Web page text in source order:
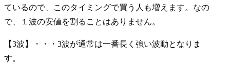
ているので、このタイミングで買う人も増えます。なの
で、
１波の安値を割ることはありません。
【3波】・・・3波が通常は一番長く強い波動となりま
す。